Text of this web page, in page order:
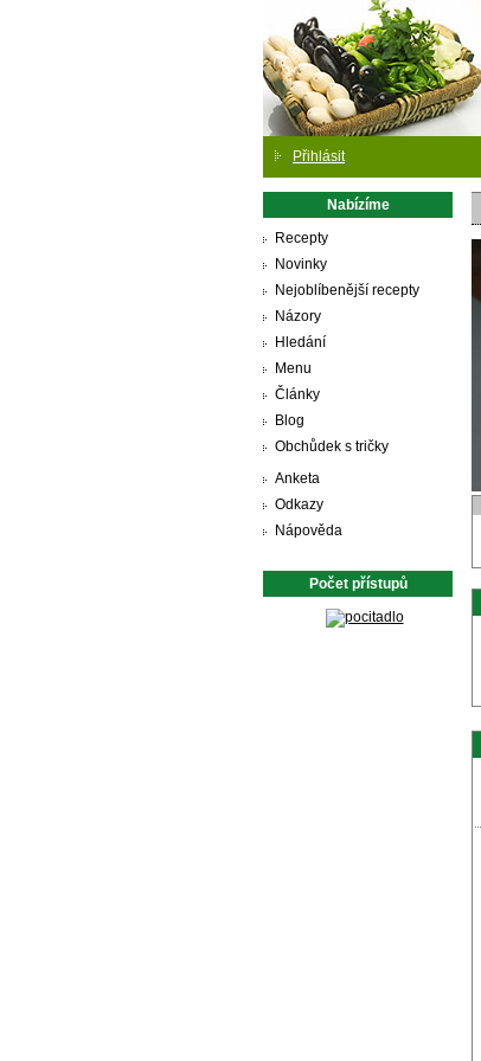
Přihlásit
Nabízíme
Recepty
Novinky
Nejoblíbenější recepty
Názory
Hledání
Menu
Články
Blog
Obchůdek s tričky
Anketa
Odkazy
Nápověda
Počet přístupů